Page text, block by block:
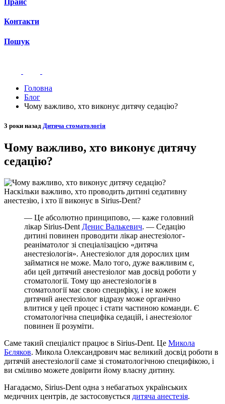
Прайс
Контакти
Пошук
Головна
Блог
Чому важливо, хто виконує дитячу седацію?
3 роки назад Дитяча стоматологія
Чому важливо, хто виконує дитячу
седацію?
Наскільки важливо, хто проводить дитині седативну
анестезію, і хто її виконує в Sirius-Dent?
— Це абсолютно принципово, — каже головний
лікар Sirius-Dent Денис Валькевич. — Седацію
дитині повинен проводити лікар анестезіолог-
реаніматолог зі спеціалізацією «дитяча
анестезіологія». Анестезіолог для дорослих цим
займатися не може. Мало того, дуже важливим є,
аби цей дитячий анестезіолог мав досвід роботи у
стоматології. Тому що анестезіологія в
стоматології має свою специфіку, і не кожен
дитячий анестезіолог відразу може органічно
влитися у цей процес і стати частиною команди. Є
стоматологічна специфіка седацій, і анестезіолог
повинен її розуміти.
Саме такий спеціаліст працює в Sirius-Dent. Це Микола
Бєляков. Микола Олександрович має великий досвід роботи в
дитячій анестезіології саме зі стоматологічною специфікою, і
ви сміливо можете довірити йому власну дитину.
Нагадаємо, Sirius-Dent одна з небагатьох українських
медичних центрів, де застосовується дитяча анестезія.